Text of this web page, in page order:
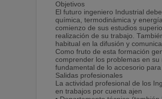
Objetivos
El futuro ingeniero Industrial
química, termodinámica y
comienzo de sus estudios
realización de su trabajo.
habitual en la difusión y
Como fruto de esta formación
comprender los problemas en
fundamental de lo accesorio
Salidas profesionales
La actividad profesional de los
en trabajos por cuenta ajen